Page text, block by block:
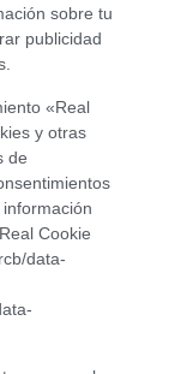
sobre tu
publicidad
«Real
y otras
de
Cookie
data-